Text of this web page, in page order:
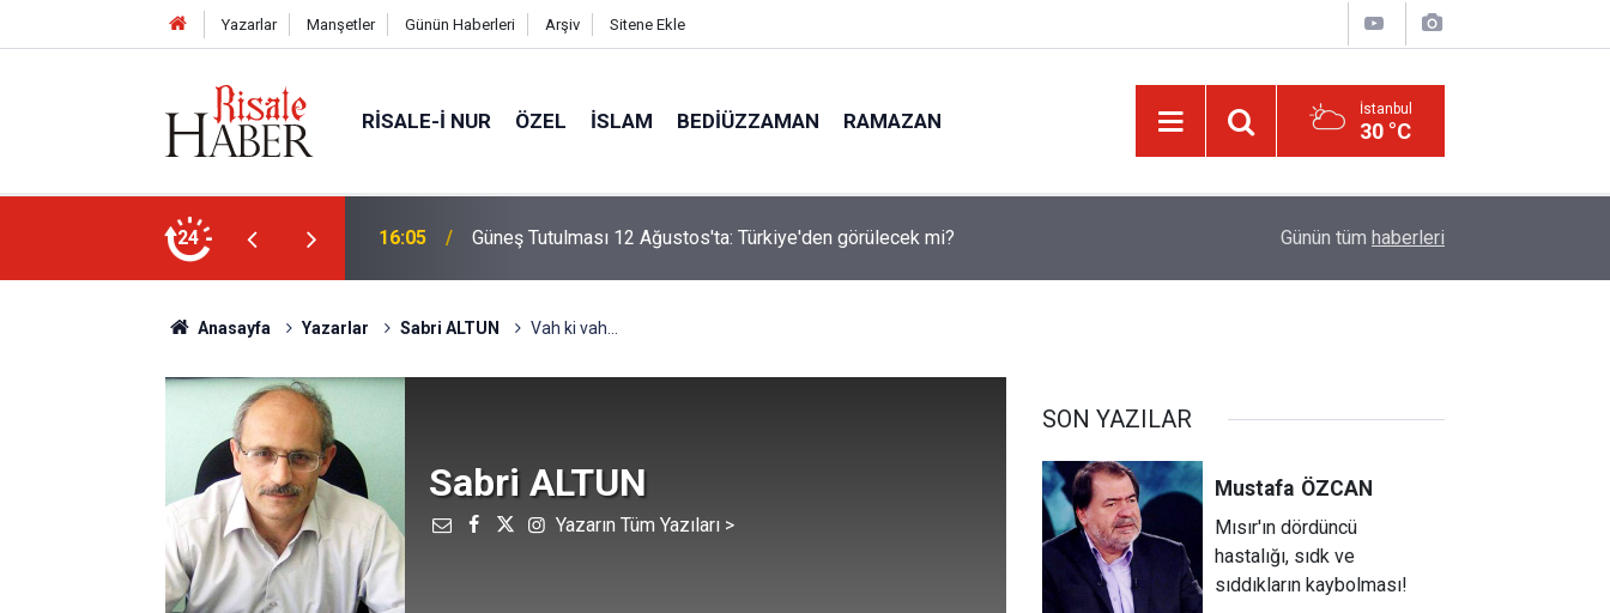
Yazarlar Manşetler Günün Haberleri Arşiv Sitene Ekle
RISALE-I NUR ÖZEL İSLAM BEDIÜZZAMAN RAMAZAN İstanbul
30 °C
24
görülecek mi? 14:30 Risale-i Nur'u kendine oku kendine, başkasına değil!
atabilir' uyarısı
Günün tüm haberleri
Anasayfa Yazarlar Sabri ALTUN Vah ki vah...
Sabri ALTUN
Yazarın Tüm Yazıları >
SON YAZILAR
Mustafa ÖZCAN
Mısır'ın dördüncü
hastalığı, sıdk ve
sıddıkların kaybolması!